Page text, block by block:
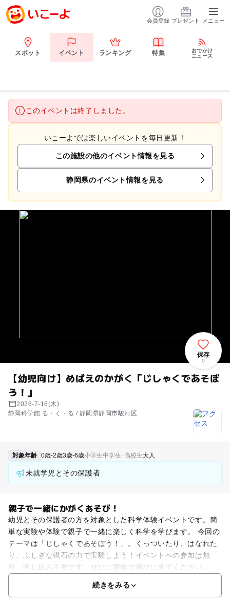
会員登録 プレゼント メニュー
スポット イベント ランキング 特集
おでかけ
ニュース
このイベントは終了しました。
いこーよでは楽しいイベントを毎日更新！
この施設の他のイベント情報を見る
静岡県のイベント情報を見る
【幼児向け】めばえのかがく「じしゃくであそぼ
う！」
2026-7-16(木)
静岡科学館 る・く・る / 静岡県静岡市駿河区
保存
0
対象年齢 0歳-2歳3歳-6歳小学生中学生･高校生大人
未就学児とその保護者
親子で一緒にかがくあそび！
幼児とその保護者の方を対象とした科学体験イベントです。簡
単な実験や体験で親子で一緒に楽しく科学を学びます。 今回の
テーマは「じしゃくであそぼう！」。くっついたり、はなれた
り、ふしぎな磁石の力で実験しよう！イベントへの参加は無
料、申し込み不要です。ぜひご家族で遊びに来てください。
続きをみる